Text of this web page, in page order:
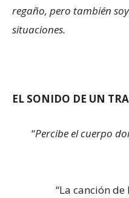
regaño, pero también
situaciones.
EL SONIDO DE UN
“Percibe el cuerpo
“La canción